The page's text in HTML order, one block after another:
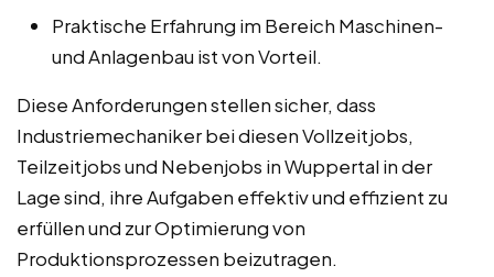
Praktische Erfahrung im Bereich Maschinen-
und Anlagenbau ist von Vorteil.
Diese Anforderungen stellen sicher, dass
Industriemechaniker bei diesen Vollzeitjobs,
Teilzeitjobs und Nebenjobs in Wuppertal in der
Lage sind, ihre Aufgaben effektiv und effizient zu
erfüllen und zur Optimierung von
Produktionsprozessen beizutragen.